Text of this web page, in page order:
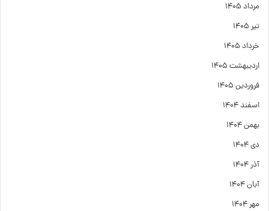
مرداد ۱۴۰۵
تیر ۱۴۰۵
خرداد ۱۴۰۵
اردیبهشت ۱۴۰۵
فروردین ۱۴۰۵
اسفند ۱۴۰۴
بهمن ۱۴۰۴
دی ۱۴۰۴
آذر ۱۴۰۴
آبان ۱۴۰۴
مهر ۱۴۰۴